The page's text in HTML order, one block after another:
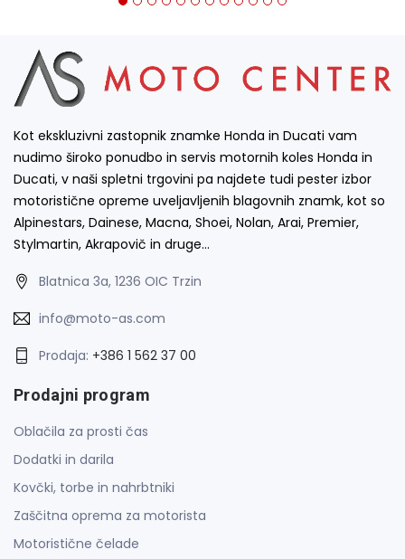
Kot ekskluzivni zastopnik znamke Honda in Ducati vam
nudimo široko ponudbo in servis motornih koles Honda in
Ducati, v naši spletni trgovini pa najdete tudi pester izbor
motoristične opreme uveljavljenih blagovnih znamk, kot so
Alpinestars, Dainese, Macna, Shoei, Nolan, Arai, Premier,
Stylmartin, Akrapovič in druge…
Blatnica 3a, 1236 OIC Trzin
info@moto-as.com
Prodaja: +386 1 562 37 00
Prodajni program
Oblačila za prosti čas
Dodatki in darila
Kovčki, torbe in nahrbtniki
Zaščitna oprema za motorista
Motoristične čelade